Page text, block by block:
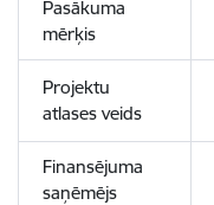
Pasākuma
mērķis
Projektu
atlases veids
Finansējuma
saņēmējs